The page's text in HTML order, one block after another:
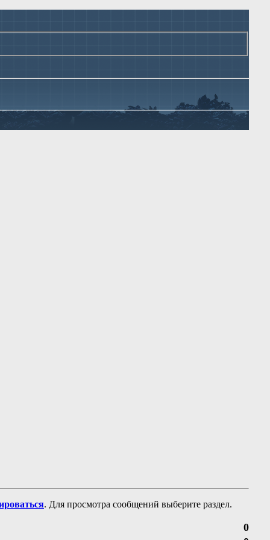
. Для просмотра сообщений выберите раздел.
0